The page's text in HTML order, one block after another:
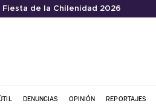
Fiesta de la Chilenidad 2026
DENUNCIAS OPINIÓN REPORTAJES